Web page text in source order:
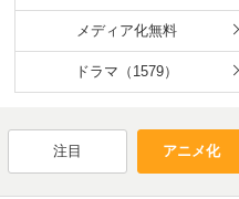
2017年冬
2017年春
2015年冬
2015年春
2013年冬
2013年春
2012年冬
2012年春
メディア化無料
ドラマ（1579）
注目 アニメ化